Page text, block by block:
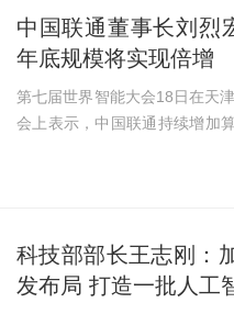
中国联通董事长刘烈
年底规模将实现倍增
第七届世界智能大会18日在天
会上表示，中国联通持续增加
科技部部长王志刚：
发布局 打造一批人工